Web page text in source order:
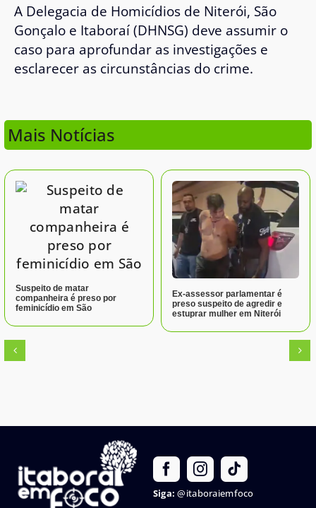
A Delegacia de Homicídios de Niterói, São
Gonçalo e Itaboraí (DHNSG) deve assumir o
caso para aprofundar as investigações e
esclarecer as circunstâncias do crime.
Mais Notícias
Suspeito de matar
companheira é preso por
feminicídio em São
Ex-assessor parlamentar é
preso suspeito de agredir e
estuprar mulher em Niterói
Siga: @itaboraiemfoco